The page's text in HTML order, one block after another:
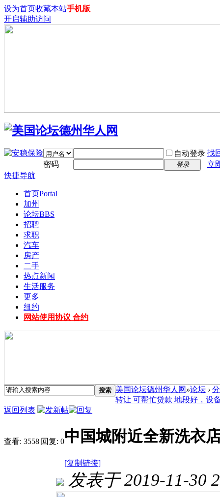
设为首页收藏本站手机版
开启辅助访问
自动登录 找
密码
登录
立
快捷导航
首页Portal
加州
论坛BBS
招聘
求职
汽车
房产
二手
热点新闻
生活服务
更多
纽约
网站使用协议 合约
搜索 美国论坛德州华人网 »论坛 ›
转让 可帮忙贷款 地段好，设
返回列表
查看: 3558|回复: 0中国城附近全新洗衣
[复制链接]
发表于 2019-11-30